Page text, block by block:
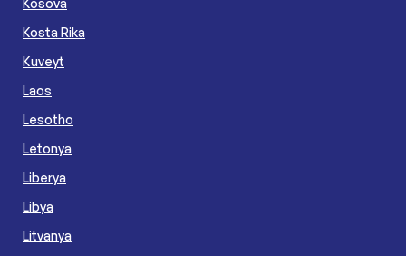
Kosta Rika
Kuveyt
Laos
Lesotho
Letonya
Liberya
Libya
Litvanya